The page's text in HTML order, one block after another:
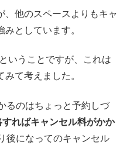
、他のスペースよりもキャ
としています。
ということですが、これは
て考えました。
るのはちょっと予約しづ
ればキャンセル料がかか
後になってのキャンセル